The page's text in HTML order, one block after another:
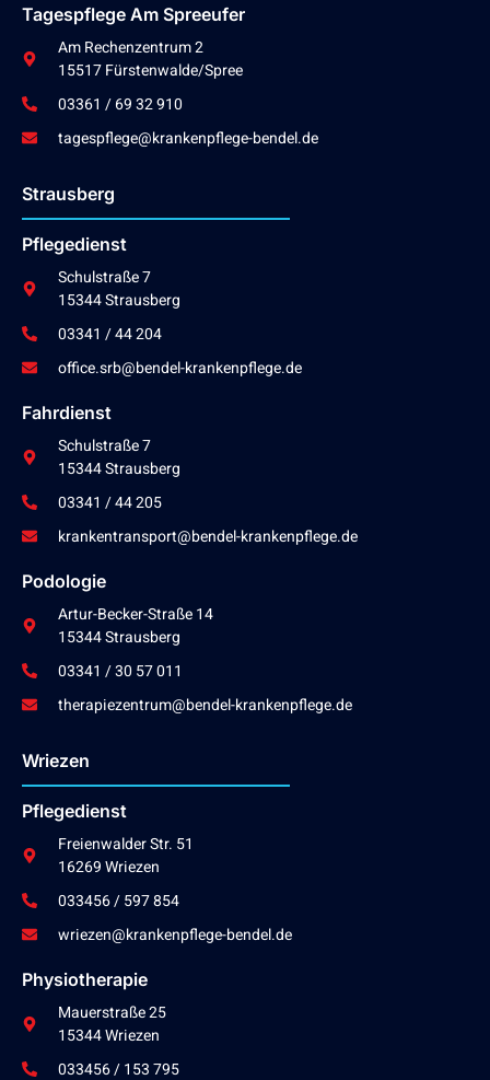
Tagespflege Am Spreeufer
Am Rechenzentrum 2
15517 Fürstenwalde/Spree
03361 / 69 32 910
tagespflege@krankenpflege-bendel.de
Strausberg
Pflegedienst
Schulstraße 7
15344 Strausberg
03341 / 44 204
office.srb@bendel-krankenpflege.de
Fahrdienst
Schulstraße 7
15344 Strausberg
03341 / 44 205
krankentransport@bendel-krankenpflege.de
Podologie
Artur-Becker-Straße 14
15344 Strausberg
03341 / 30 57 011
therapiezentrum@bendel-krankenpflege.de
Wriezen
Pflegedienst
Freienwalder Str. 51
16269 Wriezen
033456 / 597 854
wriezen@krankenpflege-bendel.de
Physiotherapie
Mauerstraße 25
15344 Wriezen
033456 / 153 795